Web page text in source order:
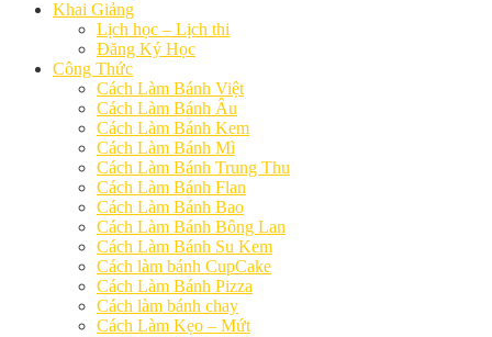
Khai Giảng
Lịch học – Lịch thi
Đăng Ký Học
Công Thức
Cách Làm Bánh Việt
Cách Làm Bánh Âu
Cách Làm Bánh Kem
Cách Làm Bánh Mì
Cách Làm Bánh Trung Thu
Cách Làm Bánh Flan
Cách Làm Bánh Bao
Cách Làm Bánh Bông Lan
Cách Làm Bánh Su Kem
Cách làm bánh CupCake
Cách Làm Bánh Pizza
Cách làm bánh chay
Cách Làm Kẹo – Mứt